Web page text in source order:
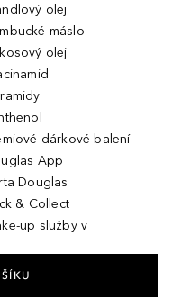
olej
máslo
olej
dárkové balení
App
Douglas
& Collect
up služby v
Douglas